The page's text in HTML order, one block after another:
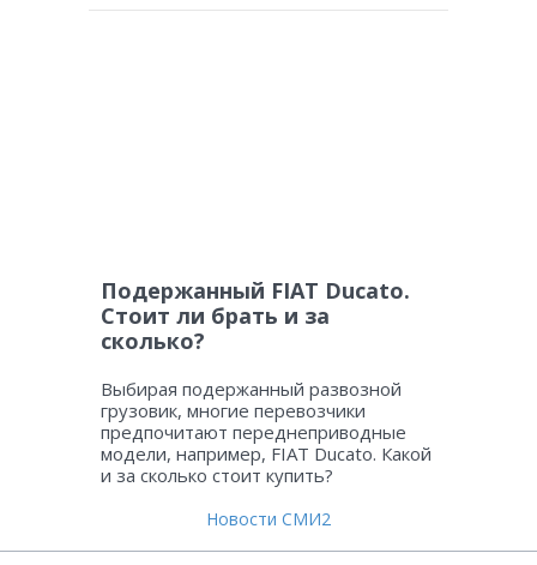
Подержанный FIAT Ducato.
Стоит ли брать и за
сколько?
Выбирая подержанный развозной
грузовик, многие перевозчики
предпочитают переднеприводные
модели, например, FIAT Ducato. Какой
и за сколько стоит купить?
Новости СМИ2